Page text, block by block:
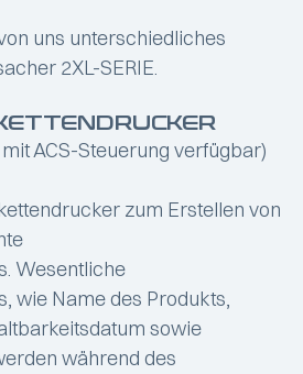
uns unterschiedliches
2XL-SERIE.
ACS-Steuerung verfügbar)
zum Erstellen von
Wesentliche
wie Name des Produkts,
sowie
während des